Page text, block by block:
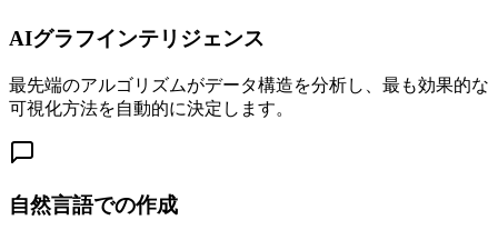
AIグラフインテリジェンス
最先端のアルゴリズムがデータ構造を分析し、最も効果的な
可視化方法を自動的に決定します。
自然言語での作成